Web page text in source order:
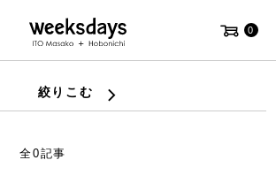
0
絞りこむ
全0記事